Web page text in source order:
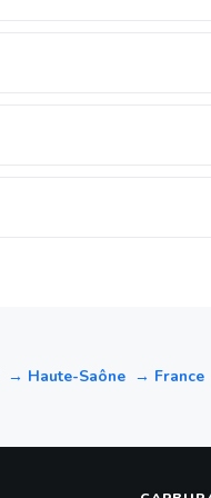
→ Haute-Saône → France